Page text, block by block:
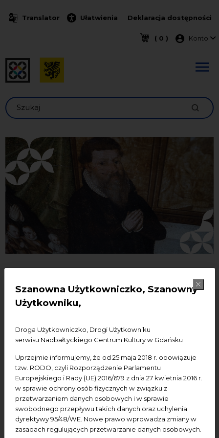
Szanowna Użytkowniczko, Szanowny
Użytkowniku,
Droga Użytkowniczko, Drogi Użytkowniku
serwisu Nadbałtyckiego Centrum Kultury w Gdańsku
Uprzejmie informujemy, że od 25 maja 2018 r. obowiązuje
tzw. RODO, czyli Rozporządzenie Parlamentu
Europejskiego i Rady (UE) 2016/679 z dnia 27 kwietnia 2016 r.
w sprawie ochrony osób fizycznych w związku z
przetwarzaniem danych osobowych i w sprawie
swobodnego przepływu takich danych oraz uchylenia
dyrektywy 95/48/WE. Nowe prawo wprowadza zmiany w
zasadach regulujących przetwarzanie danych osobowych.
Translator Ułatwienia Deklaracja dostępności
( 0 ) Menu
Konto
Szukaj
Hutzingowie – posługa w
scheda? | XXXII wykład z cyklu
Świętojańskie spotkania z
kulturą i sztuką"
Literatura wydarzenia bezpłatne Wykład
Dodaj do kalendarza GoogleDodaj do iCal